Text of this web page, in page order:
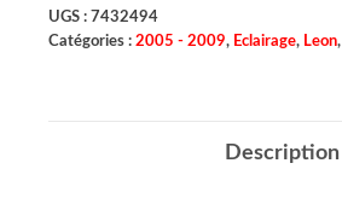
UGS : 7432494
Catégories : 2005 - 2009, Eclairage, Leon,
Description